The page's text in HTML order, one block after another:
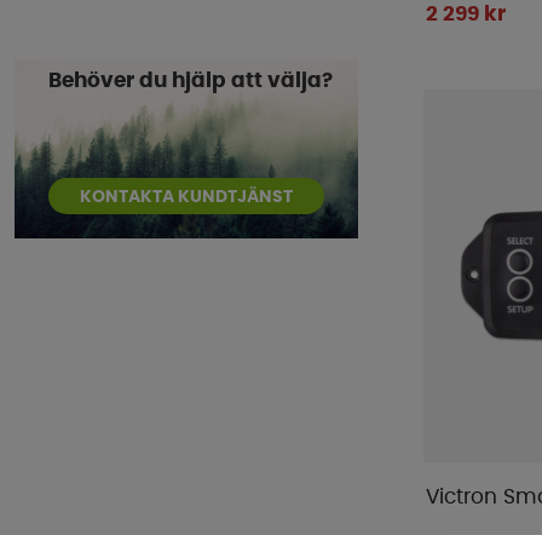
Behöver du hjälp att välja?
KONTAKTA KUNDTJÄNST
2 299 kr
Victron